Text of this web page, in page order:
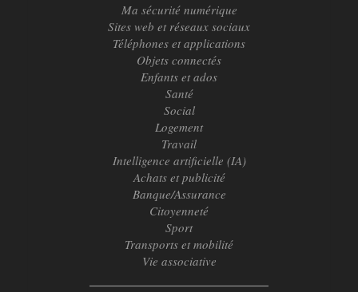
Ma sécurité numérique
Sites web et réseaux sociaux
Téléphones et applications
Objets connectés
Enfants et ados
Santé
Social
Logement
Travail
Intelligence artificielle (IA)
Achats et publicité
Banque/Assurance
Citoyenneté
Sport
Transports et mobilité
Vie associative